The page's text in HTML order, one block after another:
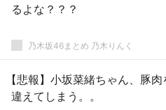
るよな？？？
乃木坂46まとめ 乃木りんく
【悲報】小坂菜緒ちゃん、豚
違えてしまう。。